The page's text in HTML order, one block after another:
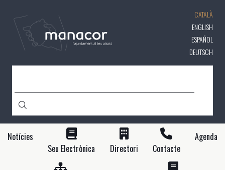
contingut
CATALÀ
ENGLISH
ESPAÑOL
DEUTSCH
Notícies
Seu Electrònica
Directori Contacte
Agenda